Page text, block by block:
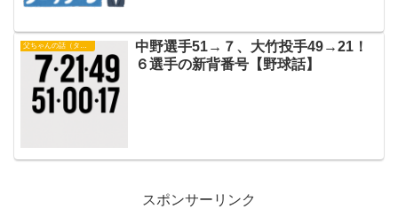
父ちゃんの話（タイガース）
中野選手51→７、大竹投手49→21！
６選手の新背番号【野球話】
スポンサーリンク